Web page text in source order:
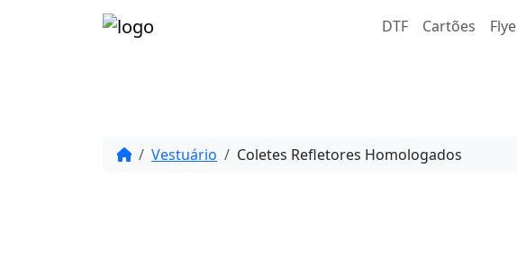
DTF Cartões
Vestuário Coletes Refletores Homologados